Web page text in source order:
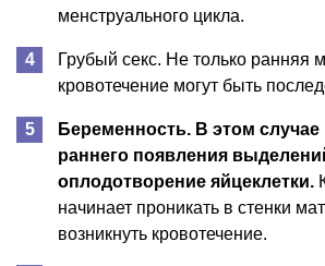
менструального цикла.
Грубый секс. Не только ранняя
кровотечение могут быть
Беременность. В этом
раннего появления
оплодотворение яйцеклетки.
начинает проникать в стенки
возникнуть кровотечение.